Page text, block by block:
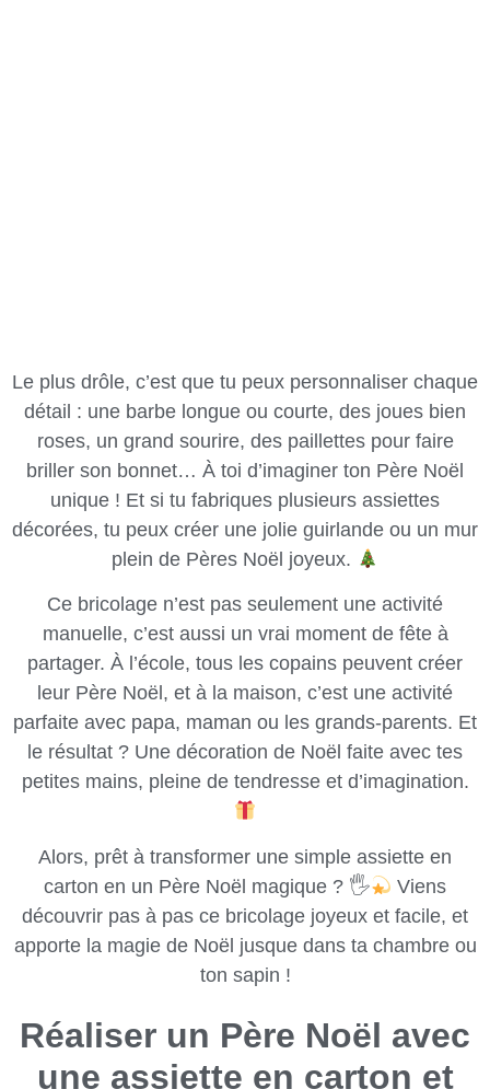
Le plus drôle, c’est que tu peux personnaliser chaque
détail : une barbe longue ou courte, des joues bien
roses, un grand sourire, des paillettes pour faire
briller son bonnet… À toi d’imaginer ton Père Noël
unique ! Et si tu fabriques plusieurs assiettes
décorées, tu peux créer une jolie guirlande ou un mur
plein de Pères Noël joyeux.
Ce bricolage n’est pas seulement une activité
manuelle, c’est aussi un vrai moment de fête à
partager. À l’école, tous les copains peuvent créer
leur Père Noël, et à la maison, c’est une activité
parfaite avec papa, maman ou les grands-parents. Et
le résultat ? Une décoration de Noël faite avec tes
petites mains, pleine de tendresse et d’imagination.
Alors, prêt à transformer une simple assiette en
carton en un Père Noël magique ? 🖐
Viens
découvrir pas à pas ce bricolage joyeux et facile, et
apporte la magie de Noël jusque dans ta chambre ou
ton sapin !
Réaliser un Père Noël avec
une assiette en carton et